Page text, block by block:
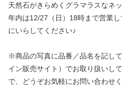
天然石がきらめくグラマラスなネ
年内は12/27（日）18時まで営業
にいらしてください♪
※商品の写真に品番／品名を記して
イン販売サイト）でお取り扱いし
で、どうぞお気軽にお問い合わせく